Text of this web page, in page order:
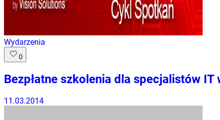
Wydarzenia
0
Bezpłatne szkolenia dla specjalistów
11.03.2014